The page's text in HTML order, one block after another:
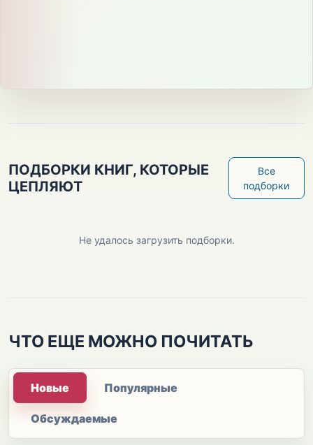
ПОДБОРКИ КНИГ, КОТОРЫЕ
ЦЕПЛЯЮТ
Все
подборки
Не удалось загрузить подборки.
ЧТО ЕЩЕ МОЖНО ПОЧИТАТЬ
Новые Популярные
Обсуждаемые